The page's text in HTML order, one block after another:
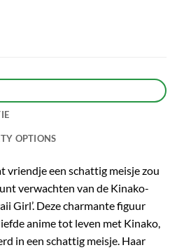
OPTIONS
vriendje een schattig meisje zou
verwachten van de Kinako-
Girl’. Deze charmante figuur
anime tot leven met Kinako,
in een schattig meisje. Haar